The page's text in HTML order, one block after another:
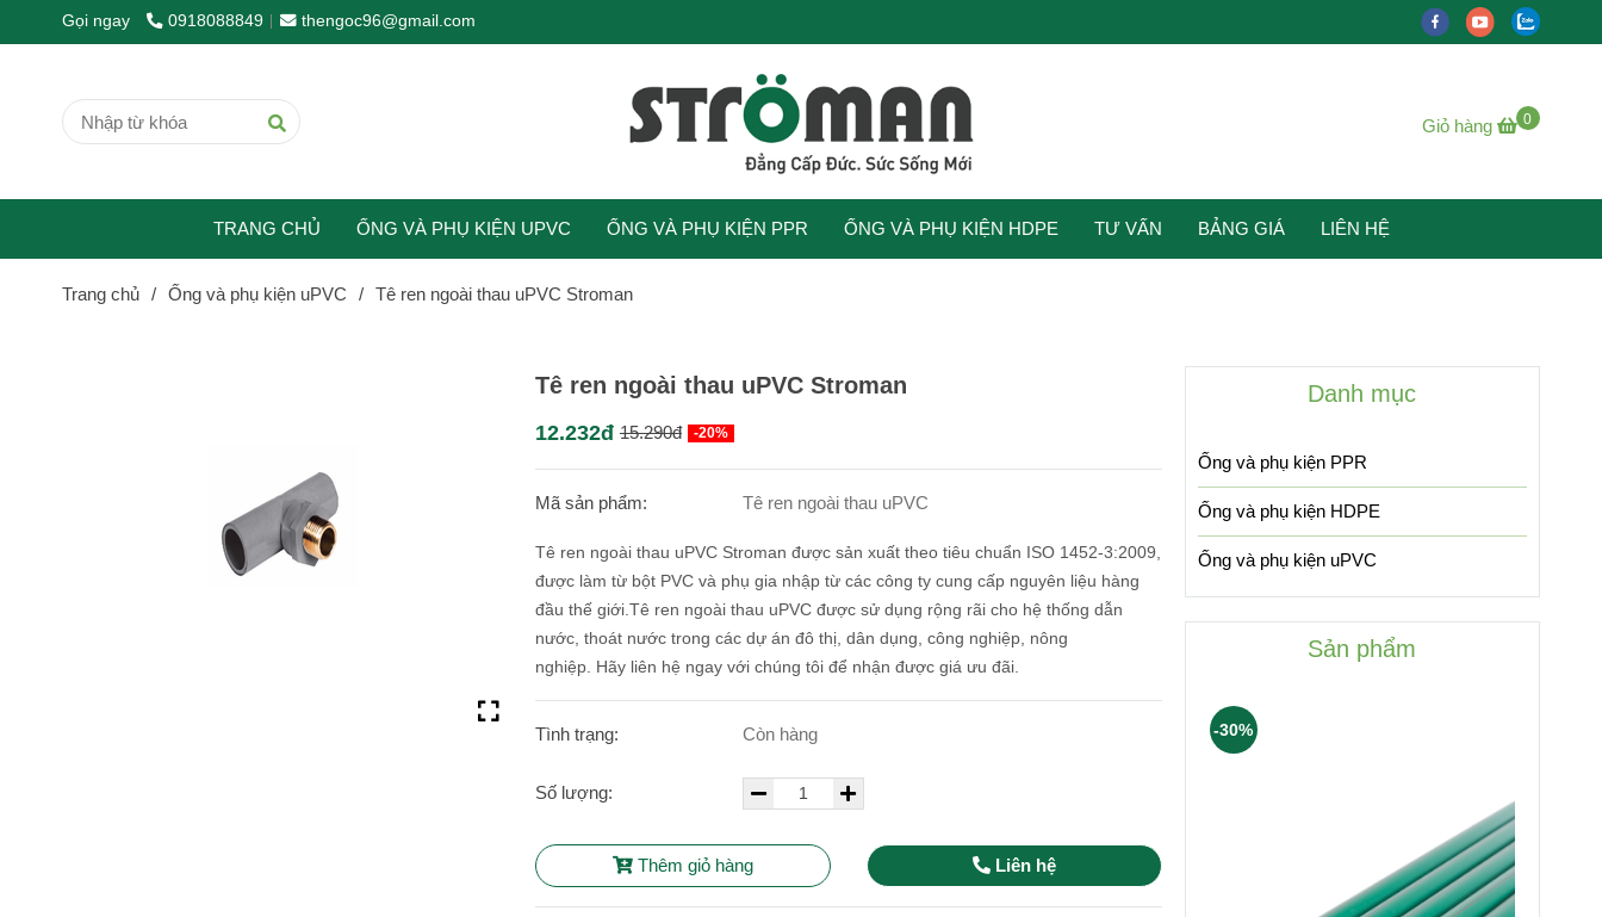
Gọi ngay 0918088849 thengoc96@gmail.com
Giỏ hàng 0
TRANG CHỦ ỐNG VÀ PHỤ KIỆN UPVC ỐNG VÀ PHỤ KIỆN PPR ỐNG VÀ PHỤ KIỆN HDPE TƯ VẤN BẢNG GIÁ LIÊN HỆ
Trang chủ / Ống và phụ kiện uPVC / Tê ren ngoài thau uPVC Stroman
Tê ren ngoài thau uPVC Stroman
12.232đ 15.290đ -20%
Mã sản phẩm: Tê ren ngoài thau uPVC
Tê ren ngoài thau uPVC Stroman được sản xuất theo tiêu chuẩn ISO 1452-3:2009,
được làm từ bột PVC và phụ gia nhập từ các công ty cung cấp nguyên liệu hàng
đầu thế giới.Tê ren ngoài thau uPVC được sử dụng rộng rãi cho hệ thống dẫn
nước, thoát nước trong các dự án đô thị, dân dụng, công nghiệp, nông
nghiệp. Hãy liên hệ ngay với chúng tôi để nhận được giá ưu đãi.
Tình trạng: Còn hàng
Số lượng:
Thêm giỏ hàng Liên hệ
Danh mục
Ống và phụ kiện PPR
Ống và phụ kiện HDPE
Ống và phụ kiện uPVC
Sản phẩm
-30%